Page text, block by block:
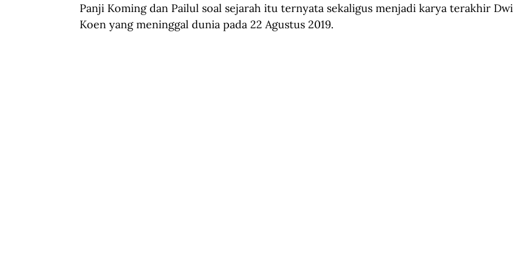
Panji Koming dan Pailul soal sejarah itu ternyata sekaligus menjadi karya terakhir Dwi
Koen yang meninggal dunia pada 22 Agustus 2019.